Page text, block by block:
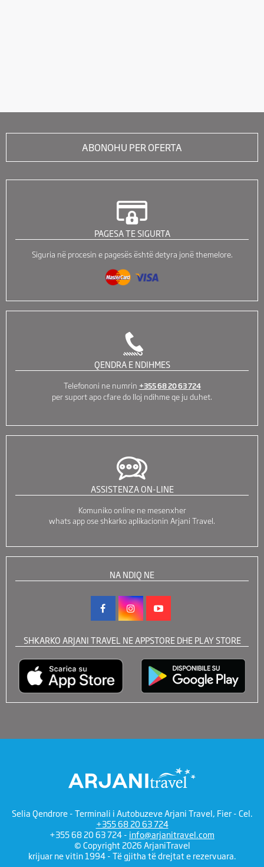
ABONOHU PER OFERTA
PAGESA TE SIGURTA
Siguria në procesin e pagesës është detyra jonë themelore.
QENDRA E NDIHMES
Telefononi ne numrin +355 68 20 63 724
per suport apo cfare do lloj ndihme qe ju duhet.
ASSISTENZA ON-LINE
Komuniko online ne mesenxher
whats app ose shkarko aplikacionin Arjani Travel.
NA NDIQ NE
SHKARKO ARJANI TRAVEL NE APPSTORE DHE PLAY STORE
Selia Qendrore - Terminali i Autobuzeve Arjani Travel, Fier - Cel.
+355 68 20 63 724
+355 68 20 63 724 - info@arjanitravel.com
© Copyright 2026 ArjaniTravel
krijuar ne vitin 1994 - Të gjitha të drejtat e rezervuara.